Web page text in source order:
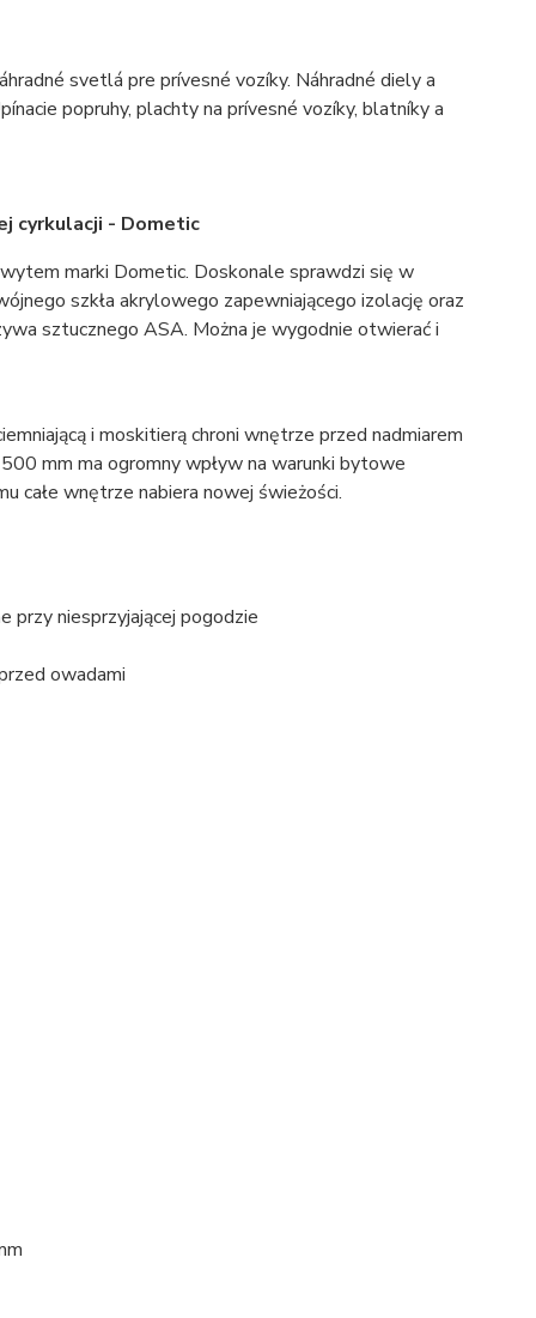
svetlá pre prívesné vozíky. Náhradné diely a
popruhy, plachty na prívesné vozíky, blatníky a
cyrkulacji - Dometic
marki Dometic. Doskonale sprawdzi się w
szkła akrylowego zapewniającego izolację oraz
sztucznego ASA. Można je wygodnie otwierać i
i moskitierą chroni wnętrze przed nadmiarem
mm ma ogromny wpływ na warunki bytowe
całe wnętrze nabiera nowej świeżości.
przy niesprzyjającej pogodzie
owadami